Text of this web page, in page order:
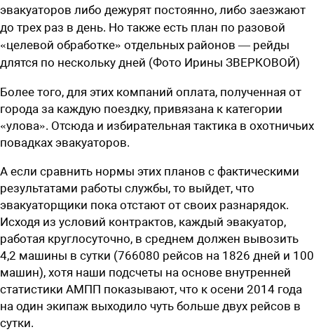
эвакуаторов либо дежурят постоянно, либо заезжают
до трех раз в день. Но также есть план по разовой
«целевой обработке» отдельных районов — рейды
длятся по нескольку дней (Фото Ирины ЗВЕРКОВОЙ)
Более того, для этих компаний оплата, полученная от
города за каждую поездку, привязана к категории
«улова». Отсюда и избирательная тактика в охотничьих
повадках эвакуаторов.
А если сравнить нормы этих планов с фактическими
результатами работы службы, то выйдет, что
эвакуаторщики пока отстают от своих разнарядок.
Исходя из условий контрактов, каждый эвакуатор,
работая круглосуточно, в среднем должен вывозить
4,2 машины в сутки (766080 рейсов на 1826 дней и 100
машин), хотя наши подсчеты на основе внутренней
статистики АМПП показывают, что к осени 2014 года
на один экипаж выходило чуть больше двух рейсов в
сутки.